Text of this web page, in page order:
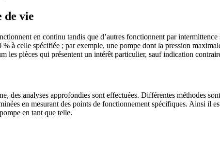
de vie
en continu tandis que d’autres fonctionnent par
à celle spécifiée ; par exemple, une pompe dont la pression
les pièces qui présentent un intérêt particulier, sauf indication
des analyses approfondies sont effectuées. Différentes méthodes
en mesurant des points de fonctionnement spécifiques. Ainsi il
en tant que telle.